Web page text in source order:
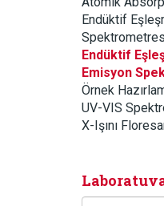
Endüktif
Endüktif
Emisyon
Örnek
UV-VIS
X-Işını